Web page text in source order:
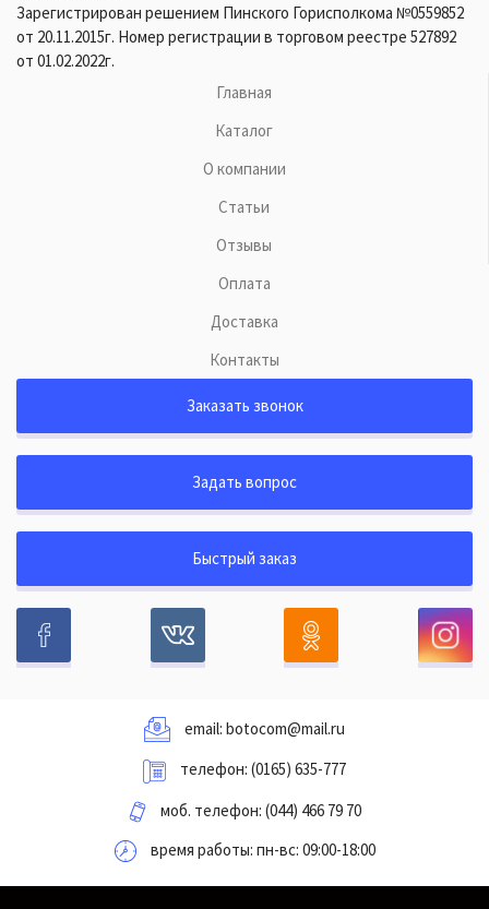
Зарегистрирован решением Пинского Горисполкома №0559852
от 20.11.2015г. Номер регистрации в торговом реестре 527892
от 01.02.2022г.
Главная
Каталог
О компании
Статьи
Отзывы
Оплата
Доставка
Контакты
Заказать звонок
Задать вопрос
Быстрый заказ
email: botocom@mail.ru
телефон: (0165) 635-777
моб. телефон: (044) 466 79 70
время работы: пн-вс: 09:00-18:00